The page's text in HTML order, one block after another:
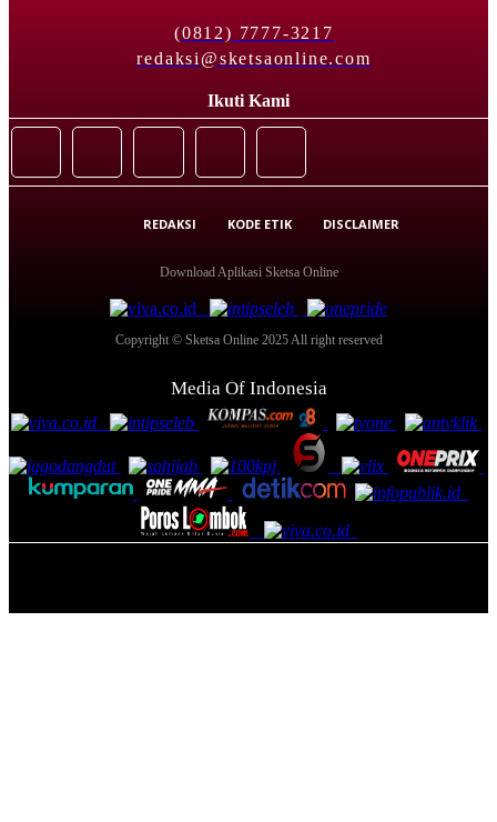
(0812) 7777-3217
redaksi@sketsaonline.com
Ikuti Kami
REDAKSI KODE ETIK DISCLAIMER
Download Aplikasi Sketsa Online
Copyright © Sketsa Online 2025 All right reserved
Media Of Indonesia